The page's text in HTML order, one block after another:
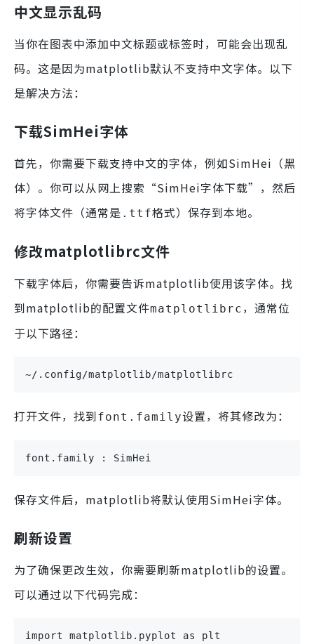
中文显示乱码
当你在图表中添加中文标题或标签时，可能会出现乱
码。这是因为matplotlib默认不支持中文字体。以下
是解决方法：
下载SimHei字体
首先，你需要下载支持中文的字体，例如SimHei（黑
体）。你可以从网上搜索“SimHei字体下载”，然后
将字体文件（通常是 .ttf格式）保存到本地。
修改matplotlibrc文件
下载字体后，你需要告诉matplotlib使用该字体。找
到matplotlib的配置文件matplotlibrc ，通常位
于以下路径：
~/.config/matplotlib/matplotlibrc
打开文件，找到font.family设置，将其修改为：
font.family : SimHei
保存文件后，matplotlib将默认使用SimHei字体。
刷新设置
为了确保更改生效，你需要刷新matplotlib的设置。
可以通过以下代码完成：
import matplotlib.pyplot as plt